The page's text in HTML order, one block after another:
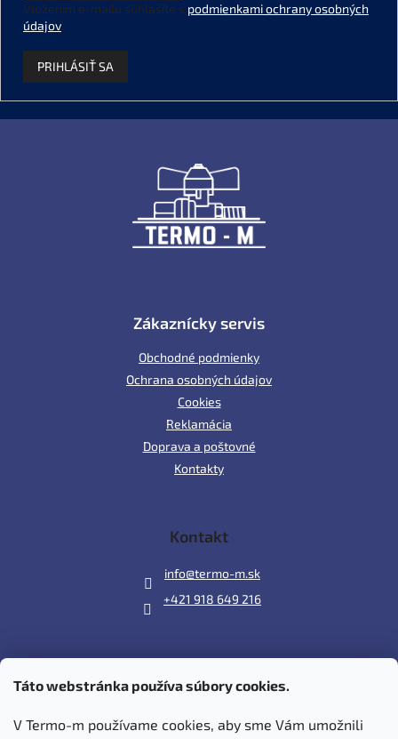
Táto webstránka používa súbory cookies.
V Termo-m používame cookies, aby sme Vám umožnili
Vložením e-mailu súhlasíte s podmienkami ochrany osobných
údajov.
PRIHLÁSIŤ SA
Zákaznícky servis
Obchodné podmienky
Ochrana osobných údajov
Cookies
Reklamácia
Doprava a poštovné
Kontakty
Kontakt
info@termo-m.sk
+421 918 649 216
Prijímame online platby